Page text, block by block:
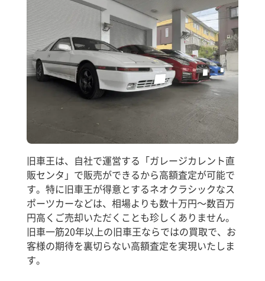
旧車王は、自社で運営する「ガレージカレント直
販センタ」で販売ができるから高額査定が可能で
す。特に旧車王が得意とするネオクラシックなス
ポーツカーなどは、相場よりも数十万円～数百万
円高くご売却いただくことも珍しくありません。
旧車一筋20年以上の旧車王ならではの買取で、お
客様の期待を裏切らない高額査定を実現いたしま
す。